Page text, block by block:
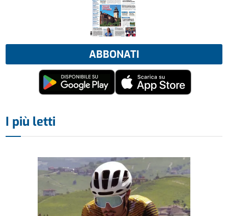
ABBONATI
I più letti